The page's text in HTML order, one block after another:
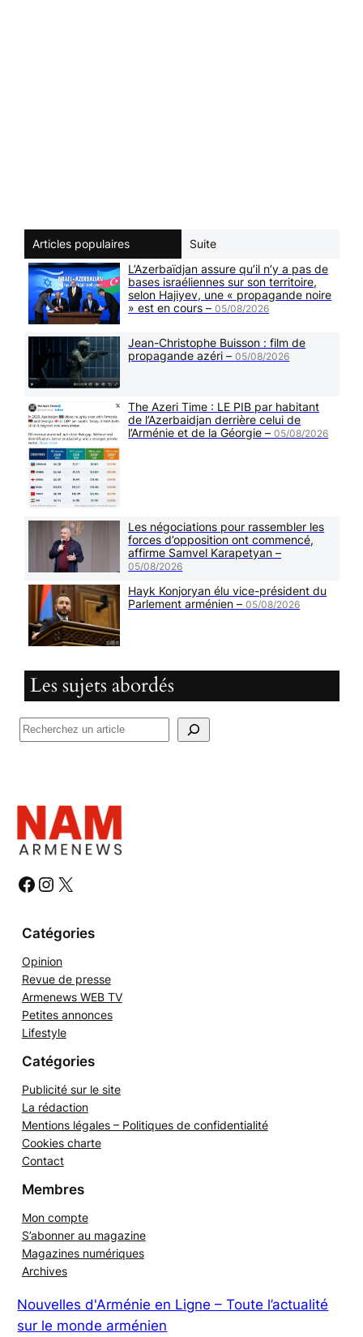
Articles populaires
Suite
L’Azerbaïdjan assure qu’il n’y a pas de
bases israéliennes sur son territoire,
selon Hajiyev, une « propagande noire
» est en cours –05/08/2026
Jean-Christophe Buisson : film de
propagande azéri –05/08/2026
The Azeri Time : LE PIB par habitant
de l’Azerbaidjan derrière celui de
l’Arménie et de la Géorgie –05/08/2026
Les négociations pour rassembler les
forces d’opposition ont commencé,
affirme Samvel Karapetyan –
05/08/2026
Hayk Konjoryan élu vice-président du
Parlement arménien –05/08/2026
Les sujets abordés
R
e
c
h
e
# # #
Catégories
Opinion
Revue de presse
Armenews WEB TV
Petites annonces
Lifestyle
Catégories
Publicité sur le site
La rédaction
Mentions légales – Politiques de confidentialité
Cookies charte
Contact
Membres
Mon compte
S’abonner au magazine
Magazines numériques
Archives
Nouvelles d'Arménie en Ligne – Toute l’actualité
sur le monde arménien